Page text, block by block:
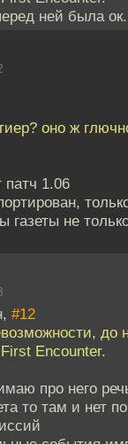
ней была ок.
оно ж
патч 1.06
газеты не
#12
до
Encounter.
про него
то там и нет